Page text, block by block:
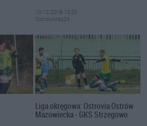
10.12.2019 13:33
OstrowMaz24
Liga okręgowa: Ostrovia Ostrów
Mazowiecka - GKS Strzegowo